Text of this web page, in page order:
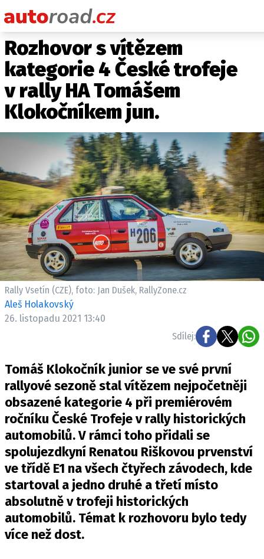
AUTA
TESTY AUT
NOVINKY
HISTORIE
ZAJÍMAVOSTI
TECHNIKA
EKONOMIKA
ČESKÝ TRH
TUNING
PROFI
ELEKTRO
TRH S ELEKTROMOBILY
OSTATNÍ
TISKOVKY
ROZHOVORY
DAKAR
Z DOMOVA
ZE SVĚTA
MOTORSPORT
Rozhovor s vítězem
kategorie 4 České trofeje
v rally HA Tomášem
Klokočníkem jun.
Rally Vsetín (CZE), foto: Jan Dušek, RallyZone.cz
Aleš Holakovský
26. listopadu 2021 13:40
Sdílej:
Tomáš Klokočník junior se ve své první
rallyové sezoně stal vítězem nejpočetněji
obsazené kategorie 4 při premiérovém
ročníku České Trofeje v rally historických
automobilů. V rámci toho přidali se
spolujezdkyní Renatou Riškovou prvenství
ve třídě E1 na všech čtyřech závodech, kde
startoval a jedno druhé a třetí místo
absolutně v trofeji historických
automobilů. Témat k rozhovoru bylo tedy
více než dost.